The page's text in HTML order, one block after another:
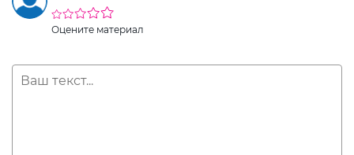
Оцените материал